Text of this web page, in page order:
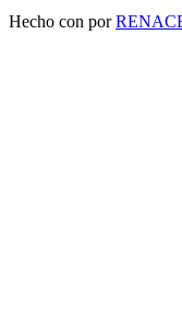
Hecho con por